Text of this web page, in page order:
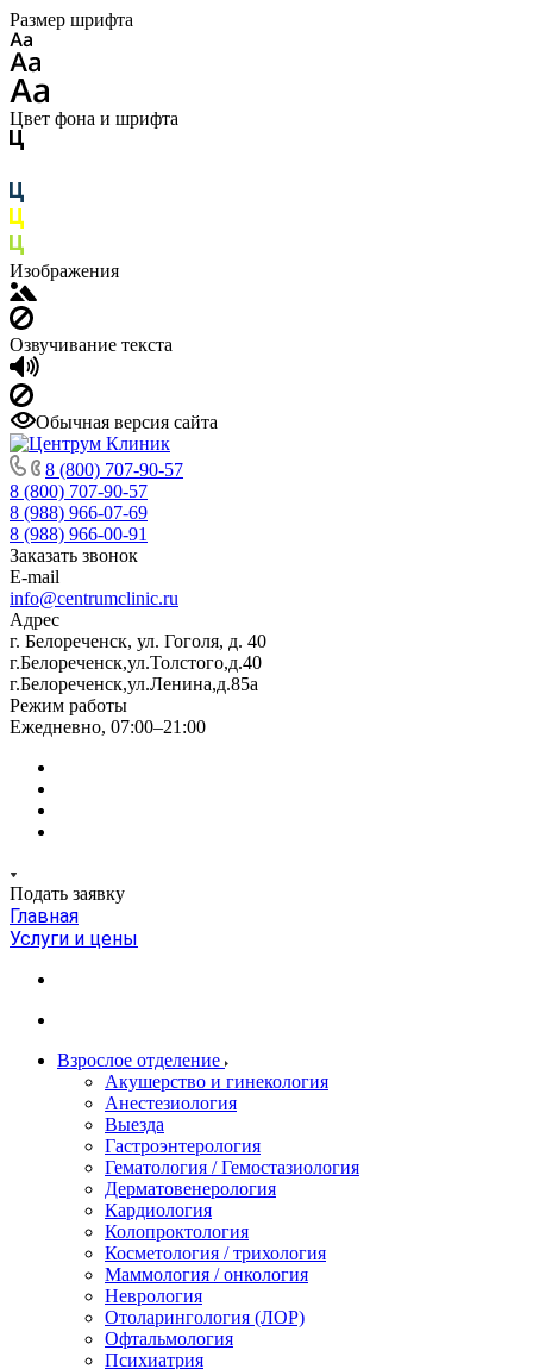
Размер шрифта
Цвет фона и шрифта
Изображения
Озвучивание текста
Обычная версия сайта
8 (800) 707-90-57
8 (800) 707-90-57
8 (988) 966-07-69
8 (988) 966-00-91
Заказать звонок
E-mail
info@centrumclinic.ru
Адрес
г. Белореченск, ул. Гоголя, д. 40
г.Белореченск,ул.Толстого,д.40
г.Белореченск,ул.Ленина,д.85а
Режим работы
Ежедневно, 07:00–21:00
Подать заявку
Главная
Услуги и цены
Взрослое отделение
Акушерство и гинекология
Анестезиология
Выезда
Гастроэнтерология
Гематология / Гемостазиология
Дерматовенерология
Кардиология
Колопроктология
Косметология / трихология
Маммология / онкология
Неврология
Отоларингология (ЛОР)
Офтальмология
Психиатрия